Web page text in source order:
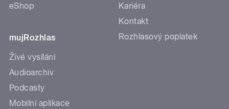
eShop
mujRozhlas
Živé vysílání
Audioarchiv
Podcasty
Mobilní aplikace
Kariéra
Kontakt
Rozhlasový poplatek